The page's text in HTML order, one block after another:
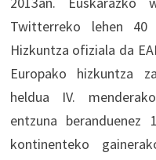
Twitterreko lehen
Hizkuntza ofiziala da
Europako hizkuntza
heldua IV.
entzuna beranduenez
kontinenteko